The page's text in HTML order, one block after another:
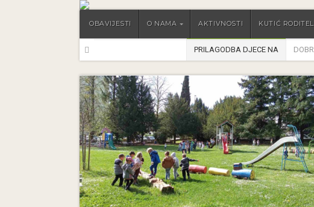
OBAVIJESTI O NAMA AKTIVNOSTI KUTIĆ
PRILAGODBA DJECE NA